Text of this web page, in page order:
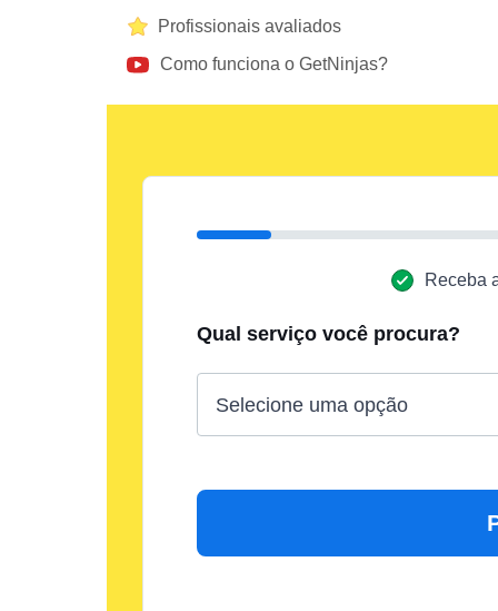
Profissionais avaliados
Como funciona o GetNinjas?
Receba
Qual serviço você procura?